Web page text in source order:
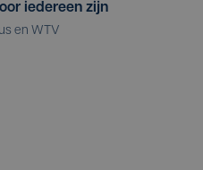
iedereen zijn
en WTV